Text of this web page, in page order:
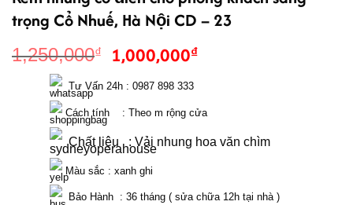
trọng Cổ Nhuế, Hà Nội CD – 23
1,250,000₫ Giá
là:
1,250,000₫.
1,000,000₫Giá
là:
1,000,000₫.
Tư Vấn 24h : 0987 898 333
Cách tính    : Theo m rộng cửa
Chất liệu   : Vải nhung hoa văn chìm
Màu sắc : xanh ghi
Bảo Hành  : 36 tháng ( sửa chữa 12h tại nhà )